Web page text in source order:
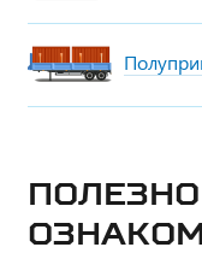
Полезно